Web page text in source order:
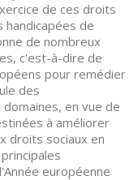
de ces droits
de
de nombreux
c'est-à-dire de
pour remédier
des
en vue de
à améliorer
droits sociaux en
européenne